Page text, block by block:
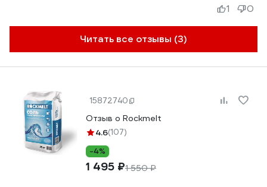
Читать все отзывы (3)
1 0
15872740
Отзыв о Rockmelt
4.6(107)
-4%
1 495 ₽1 550 ₽